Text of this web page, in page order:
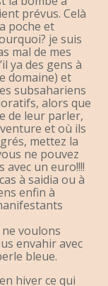
prévus. Celà
poche et
je suis
mal de mes
ya des gens à
domaine) et
subsahariens
alors que
de leur parler,
et où ils
mettez la
ne pouvez
un euro!!!!
à saidia ou à
enfin à
ne voulons
envahir avec
bleue.
hiver ce qui